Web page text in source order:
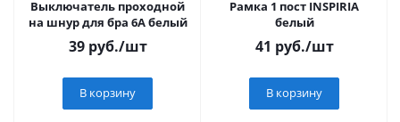
Выключатель проходной
на шнур для бра 6А белый
39руб./шт
В корзину
Рамка 1 пост INSPIRIA
белый
41 руб./шт
В корзину